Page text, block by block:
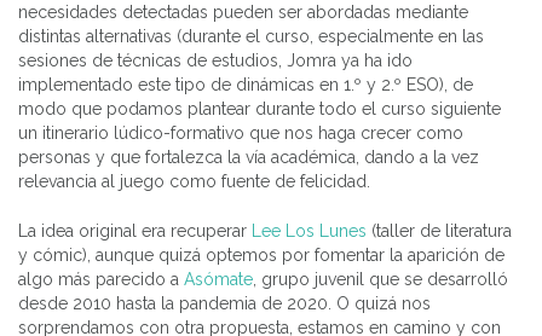
necesidades detectadas pueden ser abordadas mediante
distintas alternativas (durante el curso, especialmente en las
sesiones de técnicas de estudios, Jomra ya ha ido
implementado este tipo de dinámicas en 1.º y 2.º ESO), de
modo que podamos plantear durante todo el curso siguiente
un itinerario lúdico-formativo que nos haga crecer como
personas y que fortalezca la vía académica, dando a la vez
relevancia al juego como fuente de felicidad.
La idea original era recuperar Lee Los Lunes (taller de literatura
y cómic), aunque quizá optemos por fomentar la aparición de
algo más parecido a Asómate , grupo juvenil que se desarrolló
desde 2010 hasta la pandemia de 2020. O quizá nos
sorprendamos con otra propuesta, estamos en camino y con